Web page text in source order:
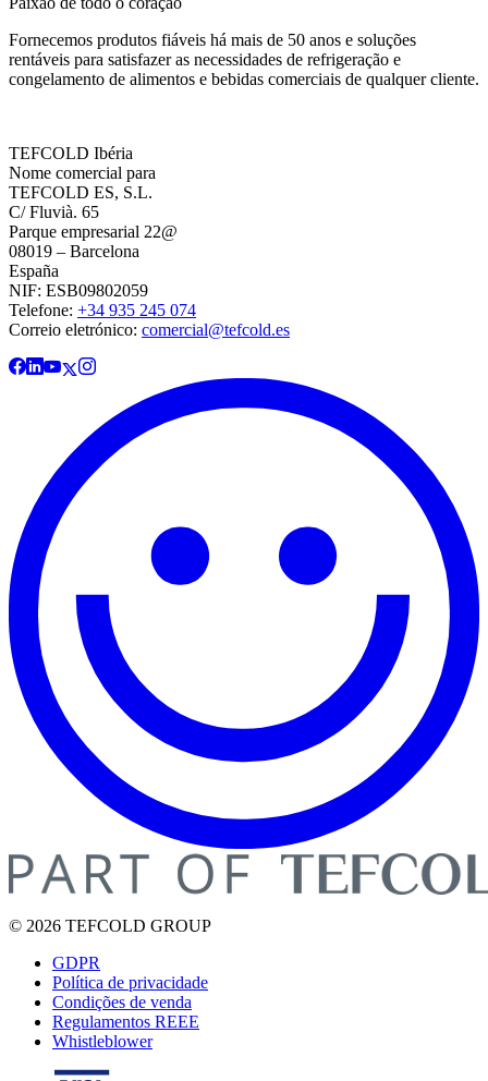
Fornecemos produtos fiáveis há mais de 50 anos e soluções
rentáveis para satisfazer as necessidades de refrigeração e
congelamento de alimentos e bebidas comerciais de qualquer cliente.
TEFCOLD Ibéria
Nome comercial para
TEFCOLD ES, S.L.
C/ Fluvià. 65
Parque empresarial 22@
08019 – Barcelona
España
NIF: ESB09802059
Telefone: +34 935 245 074
Correio eletrónico: comercial@tefcold.es
© 2026 TEFCOLD GROUP
GDPR
Política de privacidade
Condições de venda
Regulamentos REEE
Whistleblower